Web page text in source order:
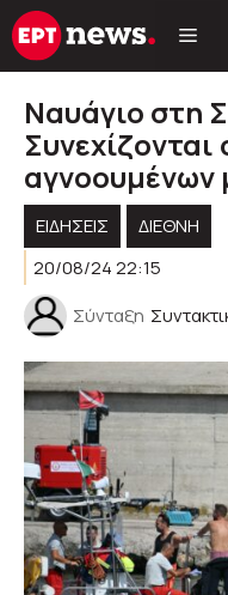
Μετάβαση
σε
Ναυάγιο στη
Συνεχίζονται
αγνοουμένων
ΕΙΔΗΣΕΙΣ
ΔΙΕΘΝΗ
20/08/24 22:15
Σύνταξη